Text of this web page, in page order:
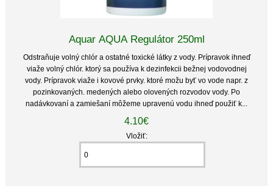
Aquar AQUA Regulátor 250ml
Odstraňuje volný chlór a ostatné toxické látky z vody. Prípravok ihneď
viaže volný chlór. ktorý sa používa k dezinfekcii bežnej vodovodnej
vody. Prípravok viaže i kovové prvky. ktoré možu byť vo vode napr. z
pozinkovaných. medených alebo olovených rozvodov vody. Po
nadávkovaní a zamiešaní môžeme upravenú vodu ihneď použiť k...
4.10€
Vložiť: